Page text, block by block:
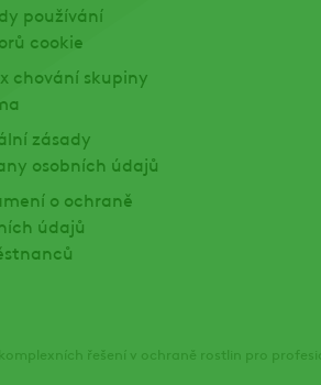
používání
cookie
chování skupiny
zásady
osobních údajů
o ochraně
údajů
řešení v ochraně rostlin pro